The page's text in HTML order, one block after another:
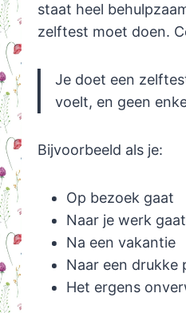
staat heel
zelftest moet doen.
Je doet een
voelt, en geen
Bijvoorbeeld als je:
Op bezoek gaat
Naar je werk gaat
Na een vakantie
Naar een drukke
Het ergens